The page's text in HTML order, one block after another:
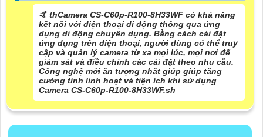
🤙 thCamera CS-C60p-R100-8H33WF có khả năng
kết nối với điện thoại di động thông qua ứng
dụng di động chuyên dụng. Bằng cách cài đặt
ứng dụng trên điện thoại, người dùng có thể truy
cập và quản lý camera từ xa mọi lúc, mọi nơi để
giám sát và điều chỉnh các cài đặt theo nhu cầu.
Công nghệ mới ấn tượng nhất giúp giúp tăng
cường tính linh hoạt và tiện ích khi sử dụng
Camera CS-C60p-R100-8H33WF.sh